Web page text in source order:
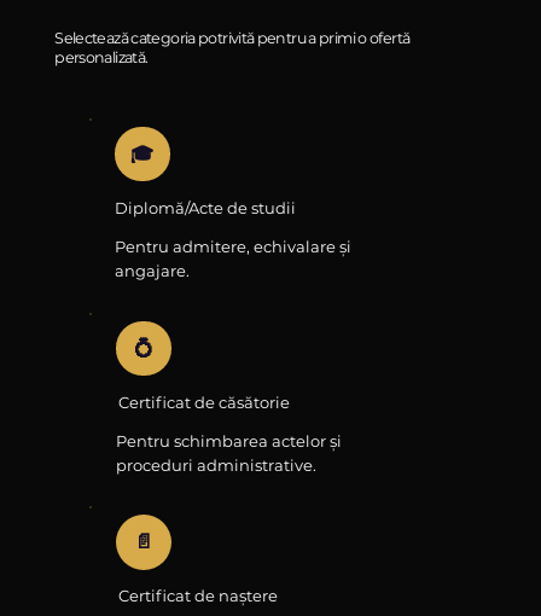
Selectează categoria potrivită pentru a primi o ofertă
personalizată.
🎓
Diplomă/Acte de studii
Pentru admitere, echivalare și
angajare.
💍
Certificat de căsătorie
Pentru schimbarea actelor și
proceduri administrative.
📄
Certificat de naștere